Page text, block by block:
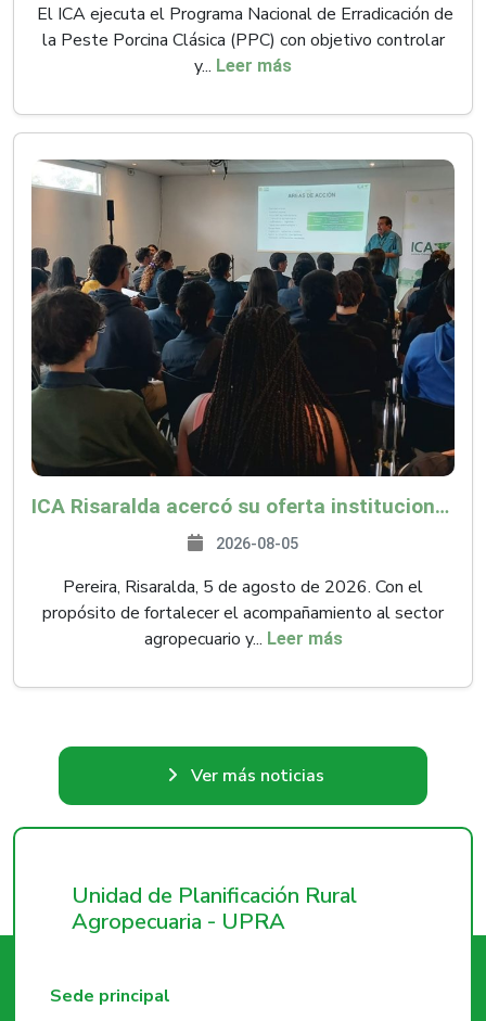
El ICA ejecuta el Programa Nacional de Erradicación de
la Peste Porcina Clásica (PPC) con objetivo controlar
y... Leer más
ICA Risaralda acercó su oferta institucional a productores y emprendedores en Expocamello
2026-08-05
Pereira, Risaralda, 5 de agosto de 2026. Con el
propósito de fortalecer el acompañamiento al sector
agropecuario y... Leer más
Ver más noticias
Unidad de Planificación Rural
Agropecuaria - UPRA
Sede principal